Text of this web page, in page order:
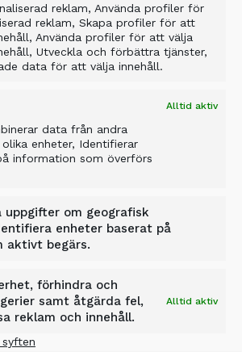
reklam, Använda profiler för
reklam, Skapa profiler för att
Använda profiler för att välja
Utveckla och förbättra tjänster,
data för att välja innehåll.
Alltid aktiv
data från andra
enheter, Identifierar
information som överförs
uppgifter om geografisk
enheter baserat på
aktivt begärs.
förhindra och
samt åtgärda fel,
reklam och innehåll.
Alltid aktiv
levererar fraktioner på 0-16
vara lite för grovt ibland, den
ett extremt fint resultat.
för grävmaskiner på 12-
även för minigrävare, säger
ladda ner appen och fylla i
skopan förklarar om
appen är en speciell